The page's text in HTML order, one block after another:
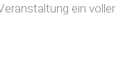
ein voller